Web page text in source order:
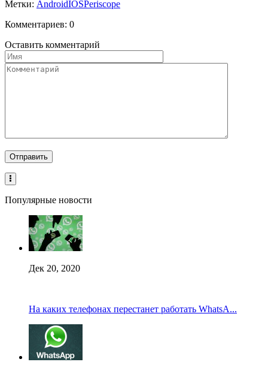
Метки: AndroidIOSPeriscope
Комментариев: 0
Оставить комментарий
Популярные новости
Дек 20, 2020
На каких телефонах перестанет работать WhatsA...